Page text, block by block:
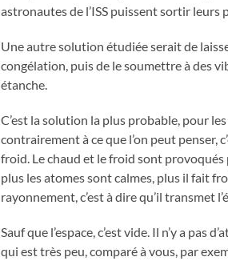
astronautes de l’ISS puissent sortir leurs
Une autre solution étudiée serait de
congélation, puis de le soumettre à des
étanche.
C’est la solution la plus probable, pour
contrairement à ce que l’on peut penser,
froid. Le chaud et le froid sont
plus les atomes sont calmes, plus il fait
rayonnement, c’est à dire qu’il transmet
Sauf que l’espace, c’est vide. Il n’y a pas
qui est très peu, comparé à vous, par